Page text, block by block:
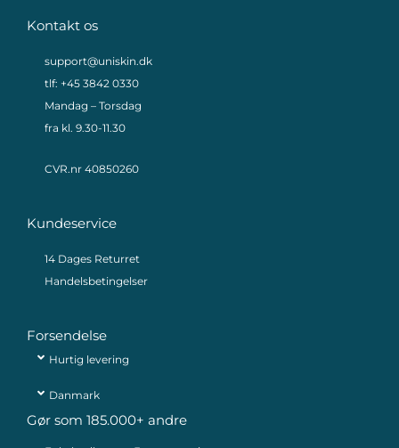
Kontakt os
support@uniskin.dk
tlf: +45 3842 0330
Mandag – Torsdag
fra kl. 9.30-11.30
CVR.nr 40850260
Kundeservice
14 Dages Returret
Handelsbetingelser
Forsendelse
Hurtig levering
Danmark
Gør som 185.000+ andre